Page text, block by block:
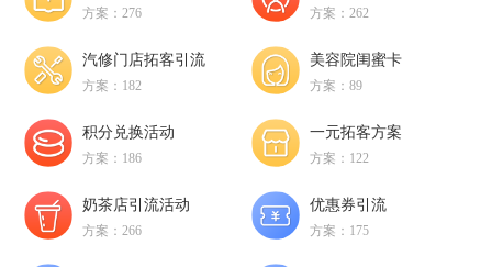
方案：276 方案：262
汽修门店拓客引流
方案：182
美容院闺蜜卡
方案：89
积分兑换活动
方案：186
一元拓客方案
方案：122
奶茶店引流活动
方案：266
优惠券引流
方案：175